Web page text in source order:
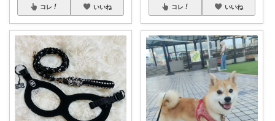
コレ いいね コレ いいね